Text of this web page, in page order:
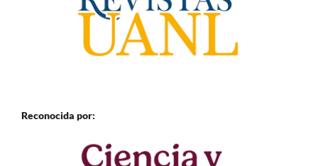
Reconocida por: